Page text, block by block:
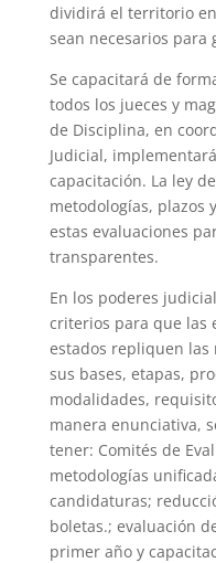
dividirá el territorio
sean necesarios para
Se capacitará de
todos los jueces y
de Disciplina, en
Judicial,
capacitación. La ley
metodologías, plazos
estas evaluaciones
transparentes.
En los poderes
criterios para que las
estados repliquen
sus bases, etapas,
modalidades,
manera enunciativa,
tener: Comités de
metodologías
candidaturas;
boletas.; evaluación
primer año y